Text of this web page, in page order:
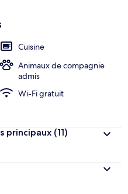
Cuisine
Animaux de compagnie
admis
Wi-Fi gratuit
principaux (11)